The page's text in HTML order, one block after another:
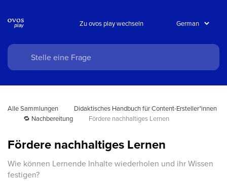
Zu ovos play wechseln
Alle Sammlungen
Didaktisches Handbuch für Content-Ersteller*innen
🔁 Nachbereitung
Fördere nachhaltiges Lernen
Fördere nachhaltiges Lernen
Wie können Lernende Inhalte wiederholen und ihr Wissen
festigen?